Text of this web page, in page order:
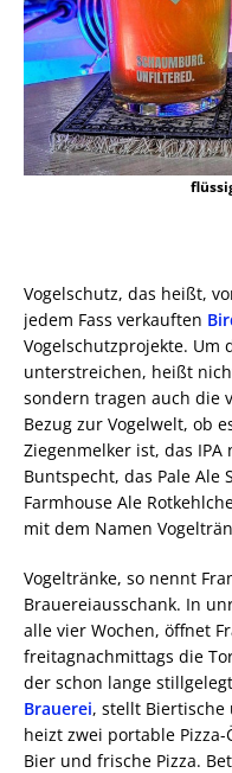
Vogelschutz, das heißt,
jedem Fass verkauften
Vogelschutzprojekte. Um
unterstreichen, heißt
sondern tragen auch die
Bezug zur Vogelwelt, ob
Ziegenmelker ist, das
Buntspecht, das Pale Ale
Farmhouse Ale
mit dem Namen
Vogeltränke, so nennt
Brauereiausschank. In
alle vier Wochen, öffnet
freitagnachmittags die
der schon lange
Brauerei, stellt Biertische
heizt zwei portable
Bier und frische Pizza.